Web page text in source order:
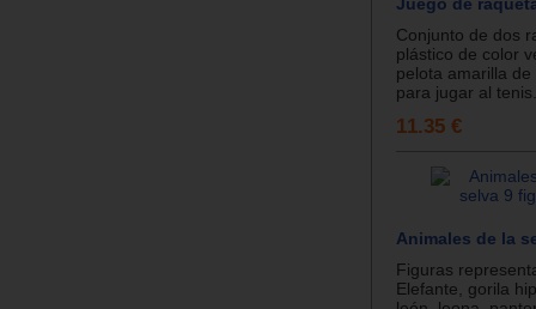
Conjunto de dos
plástico de color
pelota amarilla
para jugar al
11.35 €
Animales de la
Figuras
Elefante, gorila